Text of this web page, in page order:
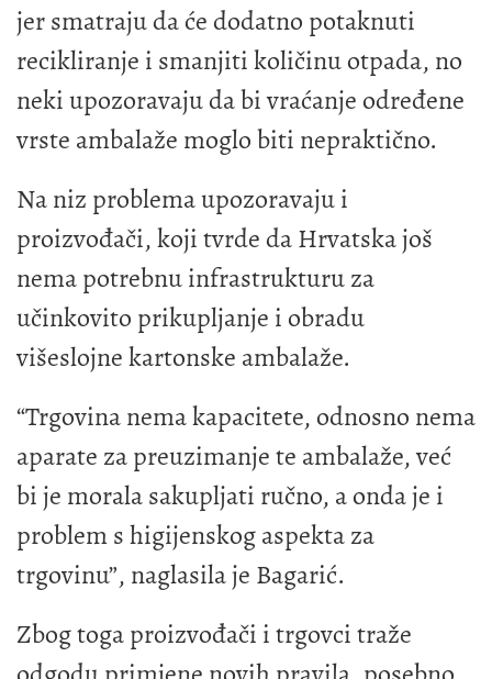
jer smatraju da će dodatno potaknuti
recikliranje i smanjiti količinu otpada, no
neki upozoravaju da bi vraćanje određene
vrste ambalaže moglo biti nepraktično.
Na niz problema upozoravaju i
proizvođači, koji tvrde da Hrvatska još
nema potrebnu infrastrukturu za
učinkovito prikupljanje i obradu
višeslojne kartonske ambalaže.
“Trgovina nema kapacitete, odnosno nema
aparate za preuzimanje te ambalaže, već
bi je morala sakupljati ručno, a onda je i
problem s higijenskog aspekta za
trgovinu”, naglasila je Bagarić.
Zbog toga proizvođači i trgovci traže